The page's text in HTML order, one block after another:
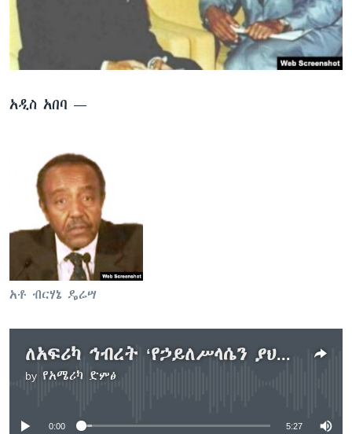
አዲስ አበባ —
አቶ ብርሃኔ ዴሬሣ
ለአፍሪካ ኅብረት ‘የኃይለሥላሴን ያህል የሠራ የለም’ - ብርሃነ ዴሬሣ
by የአሜሪካ ድምፅ
No media source currently available
0:00 5:27